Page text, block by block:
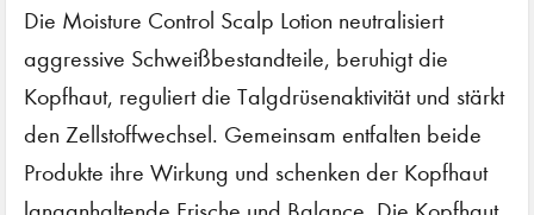
Die Moisture Control Scalp Lotion neutralisiert
aggressive Schweißbestandteile, beruhigt die
Kopfhaut, reguliert die Talgdrüsenaktivität und stärkt
den Zellstoffwechsel. Gemeinsam entfalten beide
Produkte ihre Wirkung und schenken der Kopfhaut